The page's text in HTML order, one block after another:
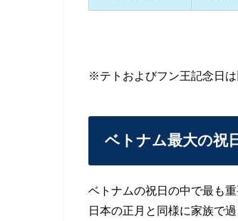
※テトおよびフン王記念日は
ベトナム最大の祝
ベトナムの祝日の中で最も
日本の正月と同様に家族で